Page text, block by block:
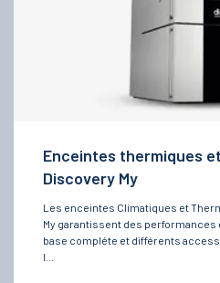
Enceintes thermiques
Discovery My
Les enceintes Climatiques et
My garantissent des
base compléte et différents
l...